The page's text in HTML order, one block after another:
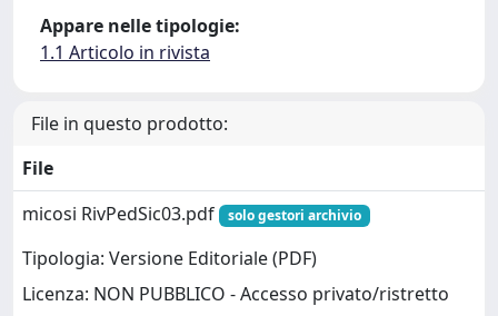
Appare nelle tipologie:
1.1 Articolo in rivista
File in questo prodotto:
File
micosi RivPedSic03.pdf
solo gestori archivio
Tipologia: Versione Editoriale (PDF)
Licenza: NON PUBBLICO - Accesso privato/ristretto